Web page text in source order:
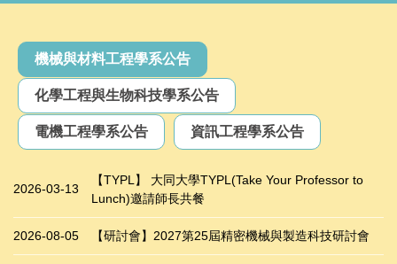
機械與材料工程學系公告
化學工程與生物科技學系公告
電機工程學系公告 資訊工程學系公告
2026-03-13
【TYPL】 大同大學TYPL(Take Your Professor to
Lunch)邀請師長共餐
2026-08-05 【研討會】2027第25屆精密機械與製造科技研討會